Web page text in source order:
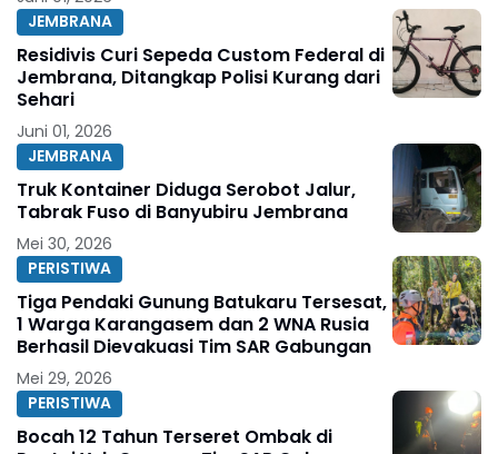
JEMBRANA
Residivis Curi Sepeda Custom Federal di
Jembrana, Ditangkap Polisi Kurang dari
Sehari
Juni 01, 2026
JEMBRANA
Truk Kontainer Diduga Serobot Jalur,
Tabrak Fuso di Banyubiru Jembrana
Mei 30, 2026
PERISTIWA
Tiga Pendaki Gunung Batukaru Tersesat,
1 Warga Karangasem dan 2 WNA Rusia
Berhasil Dievakuasi Tim SAR Gabungan
Mei 29, 2026
PERISTIWA
Bocah 12 Tahun Terseret Ombak di